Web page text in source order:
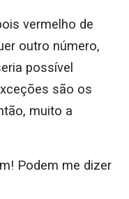
vermelho de
outro número,
possível
são os
muito a
Podem me dizer